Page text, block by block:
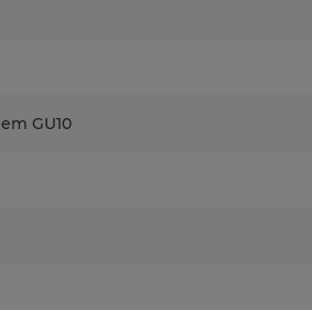
GU10